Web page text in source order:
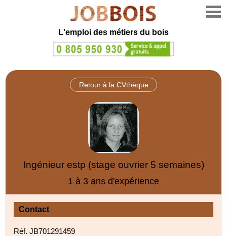
L'emploi des métiers du bois
Retour à la CVthèque
Ingénieur estp (stage ouvrier 5 semaines)
1 à 3 ans d'expérience
Contact
Réf. JB701291459